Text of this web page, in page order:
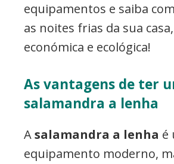
equipamentos e saiba
as noites frias da sua
económica e ecológica!
As vantagens de ter
salamandra a lenha
Asalamandra a lenha é
equipamento moderno,